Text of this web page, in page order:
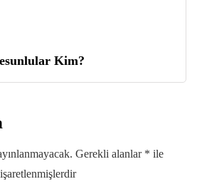
Kim?
Gerekli alanlar * ile
işaretlenmişlerdir